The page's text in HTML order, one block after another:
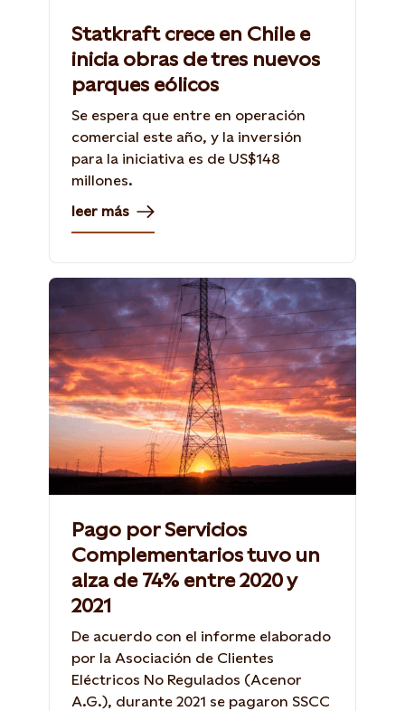
Statkraft crece en Chile e
inicia obras de tres nuevos
parques eólicos
Se espera que entre en operación
comercial este año, y la inversión
para la iniciativa es de US$148
millones.
leer más
Pago por Servicios
Complementarios tuvo un
alza de 74% entre 2020 y
2021
De acuerdo con el informe elaborado
por la Asociación de Clientes
Eléctricos No Regulados (Acenor
A.G.), durante 2021 se pagaron SSCC